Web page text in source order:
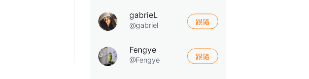
gabrieL
@gabriel 跟隨
Fengye
@Fengye 跟隨